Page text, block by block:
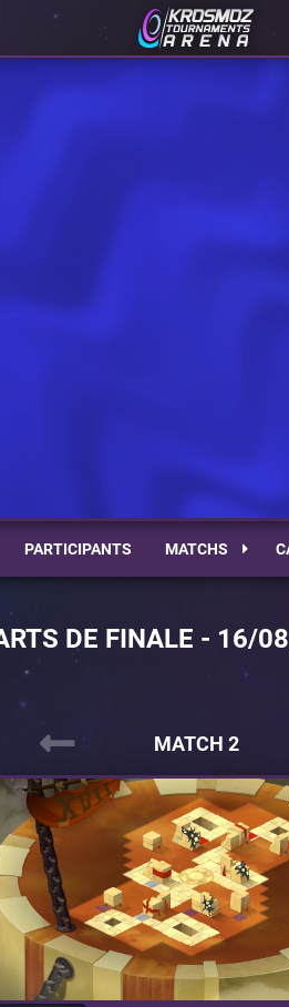
PARTICIPANTS MATCHS
DE FINALE - 16/
MATCH 2